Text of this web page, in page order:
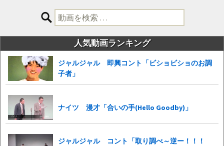
検
索:
人気動画ランキング
ジャルジャル 即興コント「ビショビショのお調
子者」
ナイツ 漫才「合いの手(Hello Goodby)」
ジャルジャル コント「取り調べ～逆ー！！！